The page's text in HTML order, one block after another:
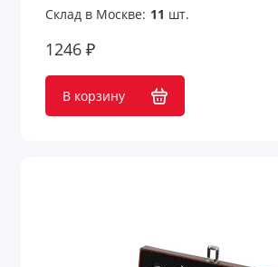
Склад в Москве: 11 шт.
1246 ₽
В корзину